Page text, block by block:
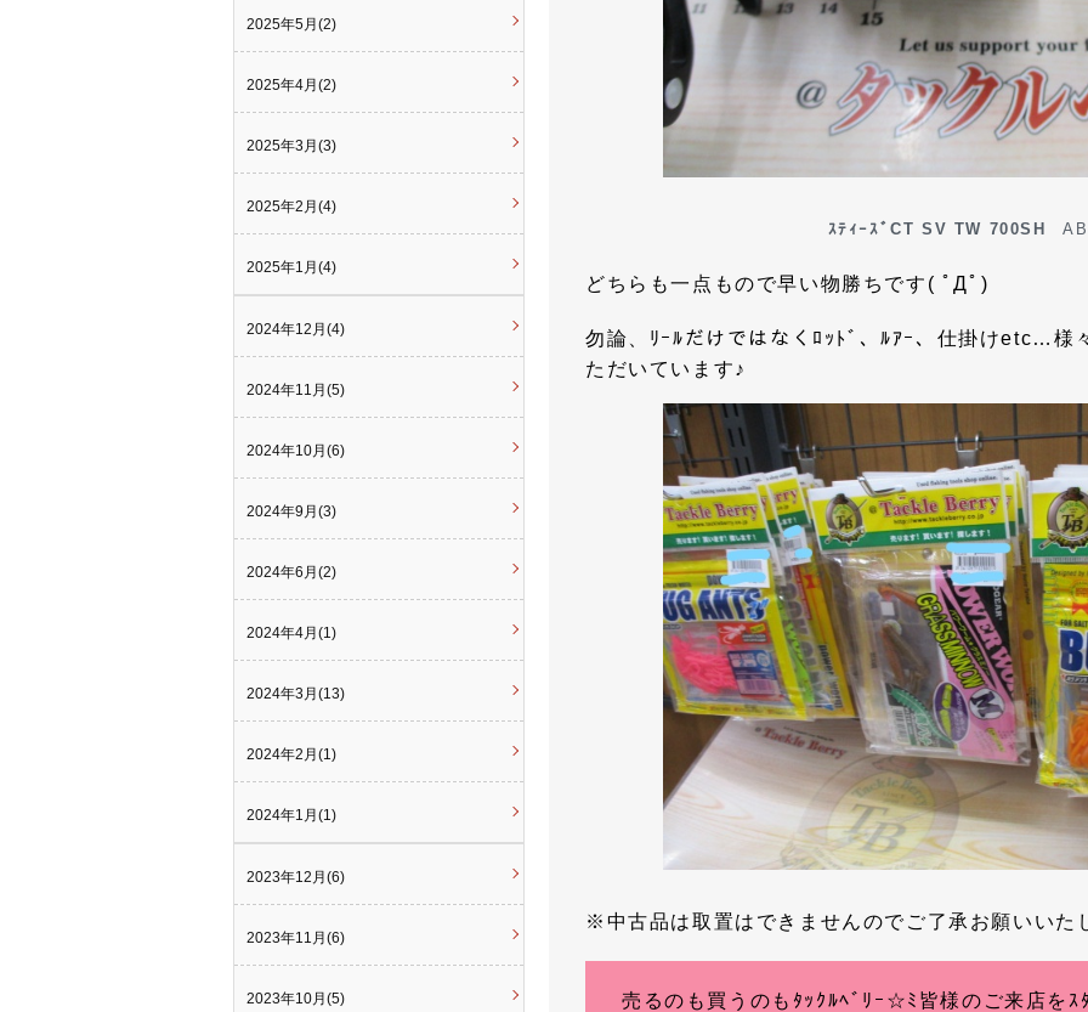
ｽﾃｨｰｽﾞCT SV TW 700SH AB
どちらも一点もので早い物勝ちです( ﾟДﾟ)
勿論、ﾘｰﾙだけではなくﾛｯﾄﾞ、ﾙｱｰ、仕掛けetc…様
ただいています♪
※中古品は取置はできませんのでご了承お願いいた
売るのも買うのもﾀｯｸﾙﾍﾞﾘｰ☆ﾐ皆様のご来店をｽ
2025年5月(2)
2025年4月(2)
2025年3月(3)
2025年2月(4)
2025年1月(4)
2024年12月(4)
2024年11月(5)
2024年10月(6)
2024年9月(3)
2024年6月(2)
2024年4月(1)
2024年3月(13)
2024年2月(1)
2024年1月(1)
2023年12月(6)
2023年11月(6)
2023年10月(5)